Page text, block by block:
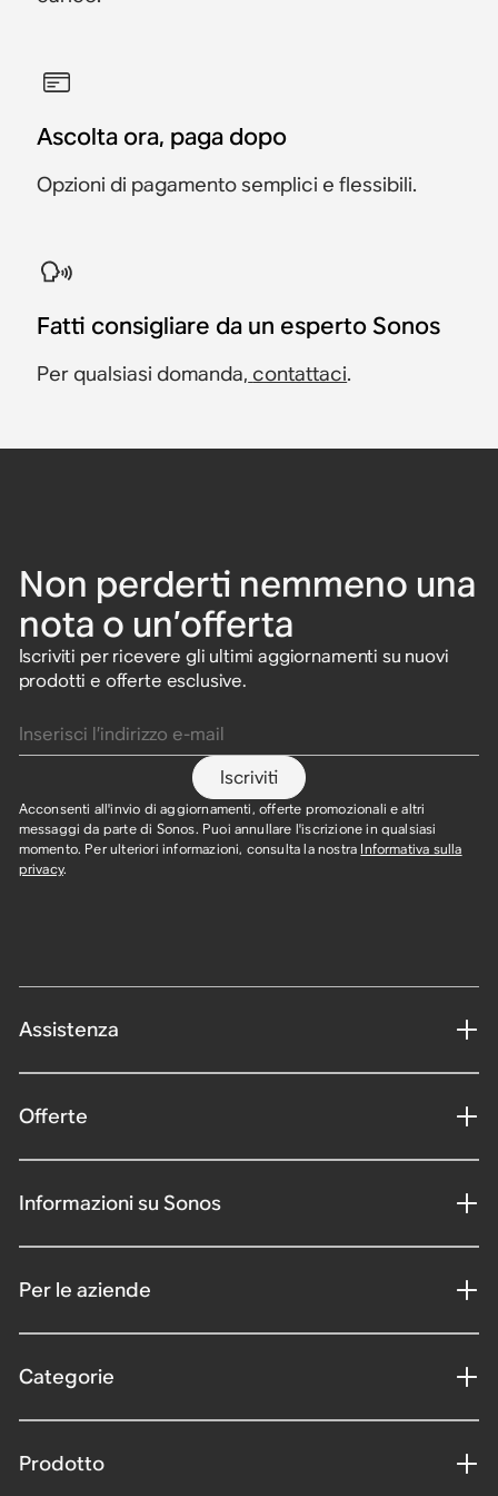
Ascolta ora, paga dopo
Opzioni di pagamento semplici e flessibili.
Fatti consigliare da un esperto Sonos
Per qualsiasi domanda, contattaci.
Non perderti nemmeno una
nota o un’offerta
Iscriviti per ricevere gli ultimi aggiornamenti su nuovi
prodotti e offerte esclusive.
Iscriviti
Acconsenti all'invio di aggiornamenti, offerte promozionali e altri
messaggi da parte di Sonos. Puoi annullare l'iscrizione in qualsiasi
momento. Per ulteriori informazioni, consulta la nostra Informativa sulla
privacy.
Assistenza
Offerte
Informazioni su Sonos
Per le aziende
Categorie
Prodotto